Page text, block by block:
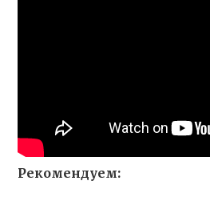
Рекомендуем: